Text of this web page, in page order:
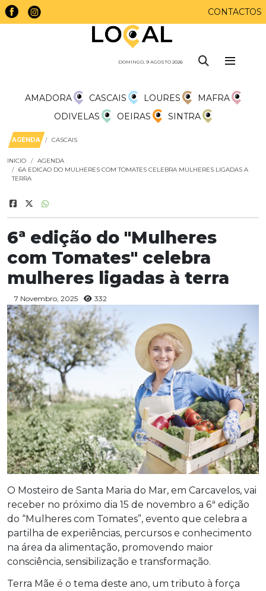
CONTACTOS
DOMINGO, 9 AGOSTO 2026
AMADORA CASCAIS LOURES
MAFRA
ODIVELAS
OEIRAS SINTRA
AGENDA CASCAIS
INICIO
AGENDA
6A EDICAO DO MULHERES COM TOMATES CELEBRA MULHERES LIGADAS A
TERRA
6ª edição do "Mulheres
com Tomates" celebra
mulheres ligadas à terra
7 Novembro, 2025 332
O Mosteiro de Santa Maria do Mar, em Carcavelos, vai
receber no próximo dia 15 de novembro a 6ª edição
do “Mulheres com Tomates”, evento que celebra a
partilha de experiências, percursos e conhecimento
na área da alimentação, promovendo maior
consciência, sensibilização e transformação.
Terra Mãe é o tema deste ano, um tributo à força